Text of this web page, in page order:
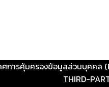
ศการคุ้มครองข้อมูลส่วนบุคคล
THIRD-